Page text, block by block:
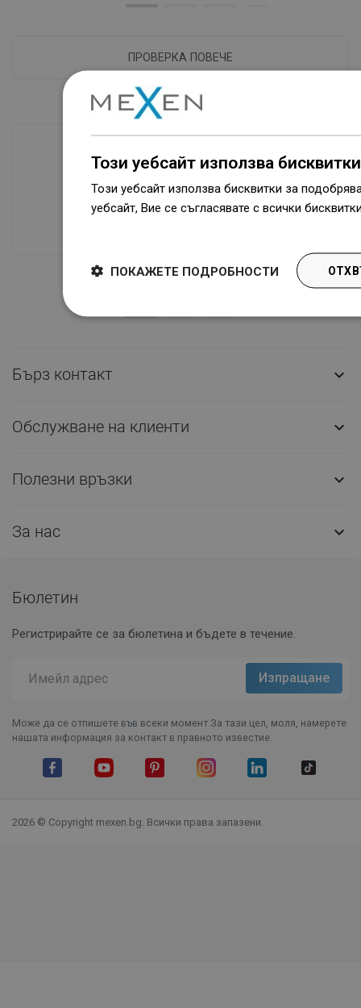
ПРОВЕРКА ПОВЕЧЕ
Наличие на стоки
Нашите продукти ви чакат в модерен
Бърз контакт 
Обслужване на клиенти 
Полезни връзки 
За нас 
Бюлетин
Регистрирайте се за бюлетина и бъдете в течение.
Може да се отпишете във всеки момент.За тази цел, моля, намерете
нашата информация за контакт в правното известие.
2026 © Copyright mexen.bg. Всички права запазени.
Този уебсайт използва бисквитки
Този уебсайт използва бисквитки за
уебсайт, Вие се съгласявате с всички
ПОКАЖЕТЕ ПОДРОБНОСТИ